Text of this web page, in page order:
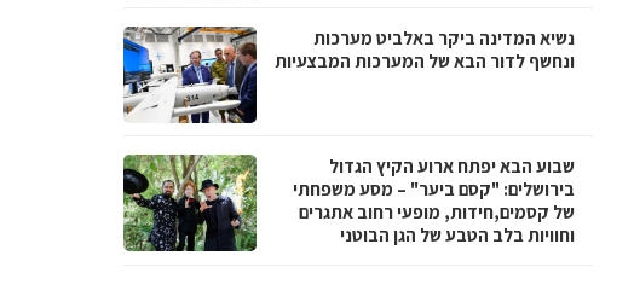
נשיא המדינה ביקר באלביט מערכות
ונחשף לדור הבא של המערכות המבצעיות
שבוע הבא יפתח ארוע הקיץ הגדול
בירושלים: "קסם ביער" – מסע משפחתי
של קסמים,חידות, מופעי רחוב אתגרים
וחוויות בלב הטבע של הגן הבוטני